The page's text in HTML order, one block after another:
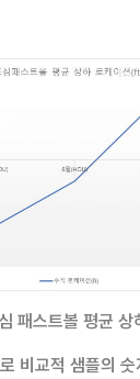
패스트볼 평균 상
비교적 샘플의